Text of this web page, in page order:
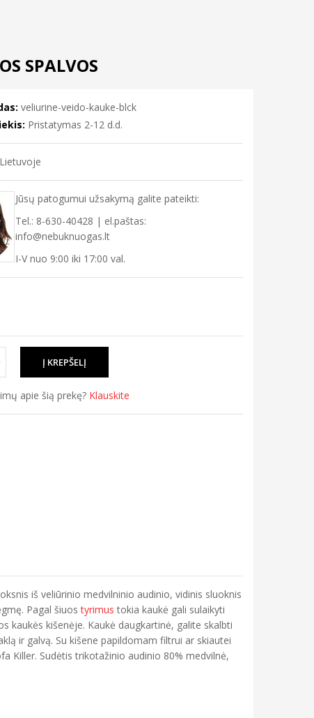
SPALVOS
veliurine-veido-kauke-blck
Pristatymas 2-12 d.d.
Jūsų patogumui užsakymą galite pateikti:
Tel.: 8-630-40428 | el.paštas:
info@nebuknuogas.lt
I-V nuo 9:00 iki 17:00 val.
apie šią prekę? Klauskite
iš veliūrinio medvilninio audinio, vidinis sluoknis
Pagal šiuostyrimus tokia kaukė gali sulaikyti
kaukės kišenėje. Kaukė daugkartinė, galite skalbti
ir galvą. Su kišene papildomam filtrui ar skiautei
Killer. Sudėtis trikotažinio audinio 80% medvilnė,